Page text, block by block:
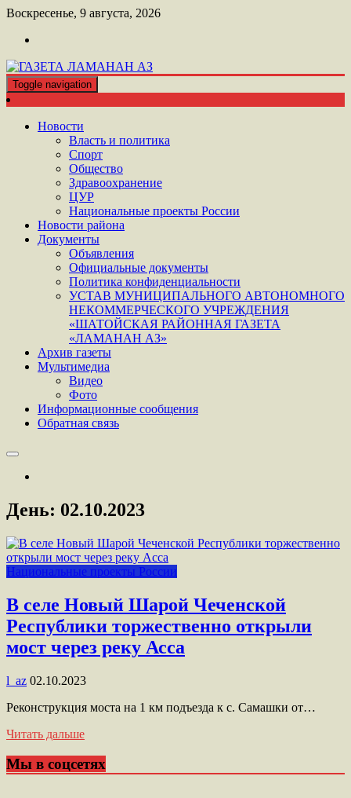
Перейти
контенту
Воскресенье, 9 августа, 2026
ГАЗЕТА ЛАМАНАН АЗ
ШАТОЙСКАЯ ГАЗЕТА ЛАМАНАН АЗ
Toggle navigation
Новости
Власть и политика
Спорт
Общество
Здравоохранение
ЦУР
Национальные проекты России
Новости района
Документы
Объявления
Официальные документы
Политика конфиденциальности
УСТАВ МУНИЦИПАЛЬНОГО АВТОНОМНОГО
НЕКОММЕРЧЕСКОГО УЧРЕЖДЕНИЯ
«ШАТОЙСКАЯ РАЙОННАЯ ГАЗЕТА
«ЛАМАНАН АЗ»
Архив газеты
Мультимедиа
Видео
Фото
Информационные сообщения
Обратная связь
День: 02.10.2023
Национальные проекты России
В селе Новый Шарой Чеченской
Республики торжественно открыли
мост через реку Асса
l_az 02.10.2023
Реконструкция моста на 1 км подъезда к с. Самашки от…
Читать дальше
Мы в соцсетях